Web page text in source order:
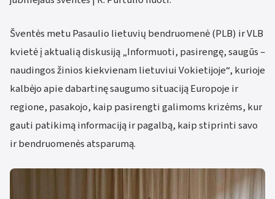
Šventės metu Pasaulio lietuvių bendruomenė (PLB) ir VLB
kvietė į aktualią diskusiją „Informuoti, pasirengę, saugūs –
naudingos žinios kiekvienam lietuviui Vokietijoje“, kurioje
kalbėjo apie dabartinę saugumo situaciją Europoje ir
regione, pasakojo, kaip pasirengti galimoms krizėms, kur
gauti patikimą informaciją ir pagalbą, kaip stiprinti savo
ir bendruomenės atsparumą.